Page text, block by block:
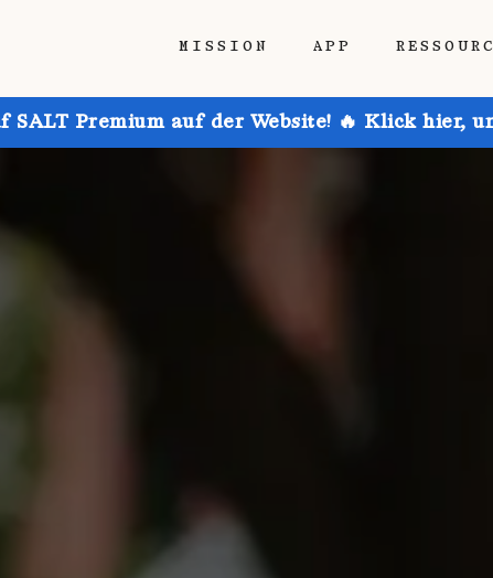
MISSION APP
SALT Premium auf der Website! 🔥 Klick hier,